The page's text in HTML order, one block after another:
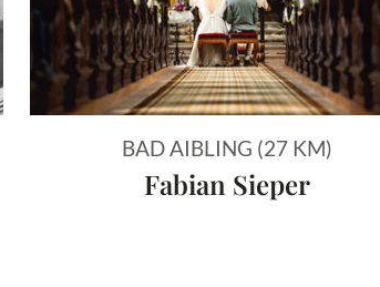
BAD AIBLING (27 KM)
Fabian Sieper